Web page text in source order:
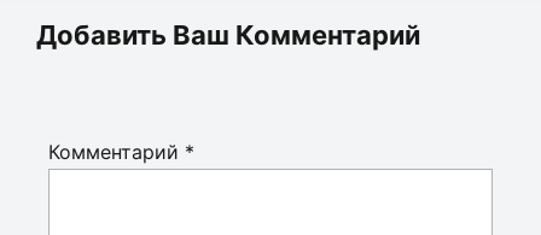
Добавить Ваш Комментарий
Комментарий *